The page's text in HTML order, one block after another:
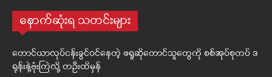
နောက်ဆုံးရ သတင်းများ
တောင်ယာလုပ်ငန်းခွင်ဝင်နေတဲ့ ဖရူဆိုတောင်သူတွေကို စစ်အုပ်စုတပ် ဒ
ရုန်းနဲ့ဗုံးကြဲလို့ တဦးထိမှန်